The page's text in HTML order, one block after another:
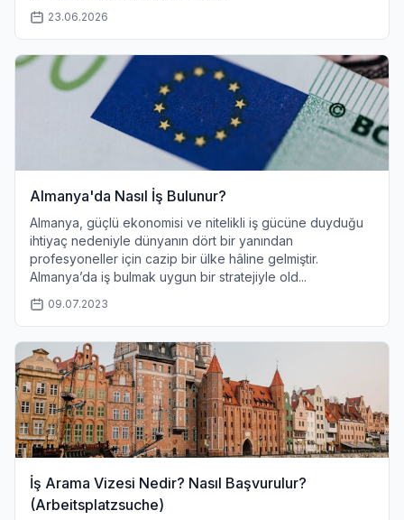
23.06.2026
Almanya'da Nasıl İş Bulunur?
Almanya, güçlü ekonomisi ve nitelikli iş gücüne duyduğu
ihtiyaç nedeniyle dünyanın dört bir yanından
profesyoneller için cazip bir ülke hâline gelmiştir.
Almanya’da iş bulmak uygun bir stratejiyle old...
09.07.2023
İş Arama Vizesi Nedir? Nasıl Başvurulur?
(Arbeitsplatzsuche)